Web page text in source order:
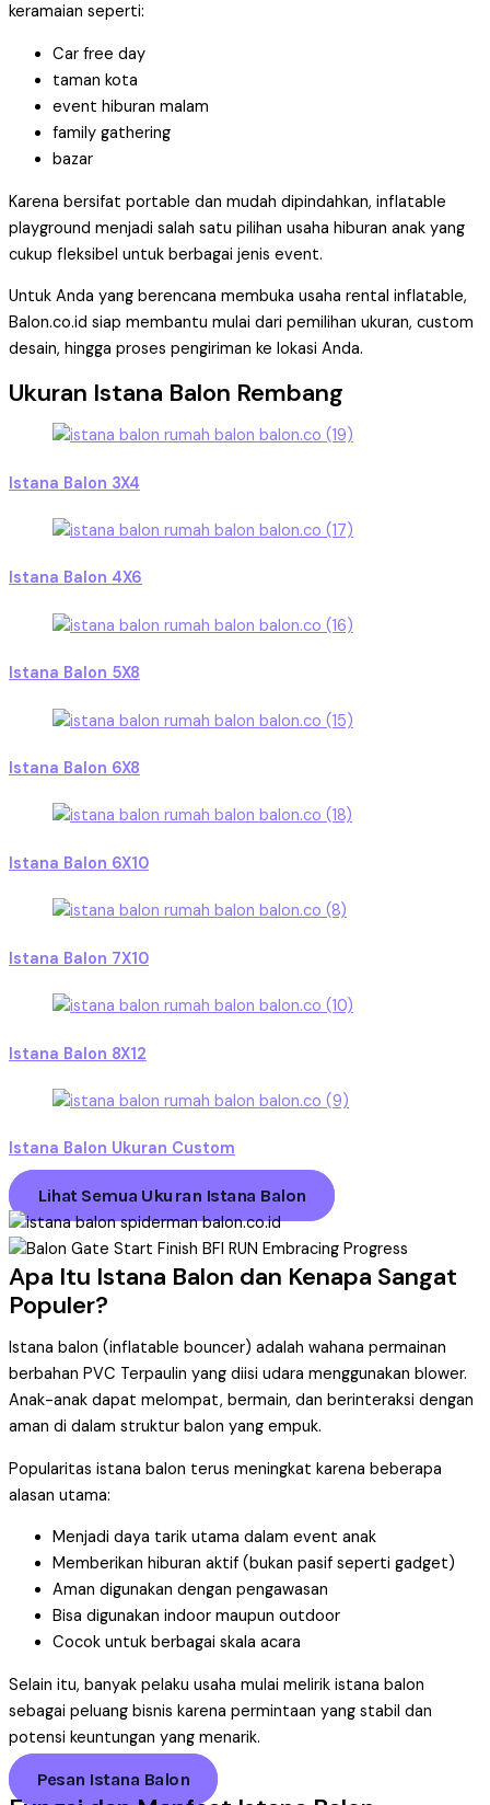
keramaian seperti:
Car free day
taman kota
event hiburan malam
family gathering
bazar
Karena bersifat portable dan mudah dipindahkan, inflatable
playground menjadi salah satu pilihan usaha hiburan anak yang
cukup fleksibel untuk berbagai jenis event.
Untuk Anda yang berencana membuka usaha rental inflatable,
Balon.co.id siap membantu mulai dari pemilihan ukuran, custom
desain, hingga proses pengiriman ke lokasi Anda.
Ukuran Istana Balon Rembang
Istana Balon 3X4
Istana Balon 4X6
Istana Balon 5X8
Istana Balon 6X8
Istana Balon 6X10
Istana Balon 7X10
Istana Balon 8X12
Istana Balon Ukuran Custom
Lihat Semua Ukuran Istana Balon
Apa Itu Istana Balon dan Kenapa Sangat
Populer?
Istana balon (inflatable bouncer) adalah wahana permainan
berbahan PVC Terpaulin yang diisi udara menggunakan blower.
Anak-anak dapat melompat, bermain, dan berinteraksi dengan
aman di dalam struktur balon yang empuk.
Popularitas istana balon terus meningkat karena beberapa
alasan utama:
Menjadi daya tarik utama dalam event anak
Memberikan hiburan aktif (bukan pasif seperti gadget)
Aman digunakan dengan pengawasan
Bisa digunakan indoor maupun outdoor
Cocok untuk berbagai skala acara
Selain itu, banyak pelaku usaha mulai melirik istana balon
sebagai peluang bisnis karena permintaan yang stabil dan
potensi keuntungan yang menarik.
Pesan Istana Balon